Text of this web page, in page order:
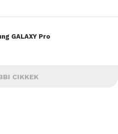
GALAXY Pro
CIKKEK